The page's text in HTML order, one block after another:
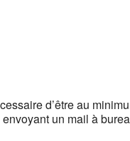
d’être au
un mail à